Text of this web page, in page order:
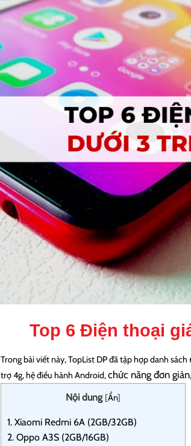
Top 6 Điện thoại
Trong bài viết này, TopList DP đã tập hợp danh sách
trợ 4g, hệ điều hành Android,chức năng đơn
Nội dung [Ẩn]
1. Xiaomi Redmi 6A (2GB/32GB)
2. Oppo A3S (2GB/16GB)